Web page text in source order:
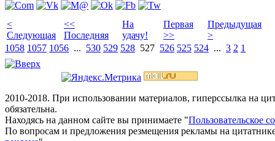
<
Следующая
<<
Последняя
На
удачу!
Первая
>>
Предыдущая
>
1058 1057 1056 ... 530 529 528 527 526 525 524 ... 3 2 1
2010-2018. При использовании материалов, гиперссылка на
обязательна.
Находясь на данном сайте вы принимаете "Пользовательское
По вопросам и предложения резмещения рекламы на